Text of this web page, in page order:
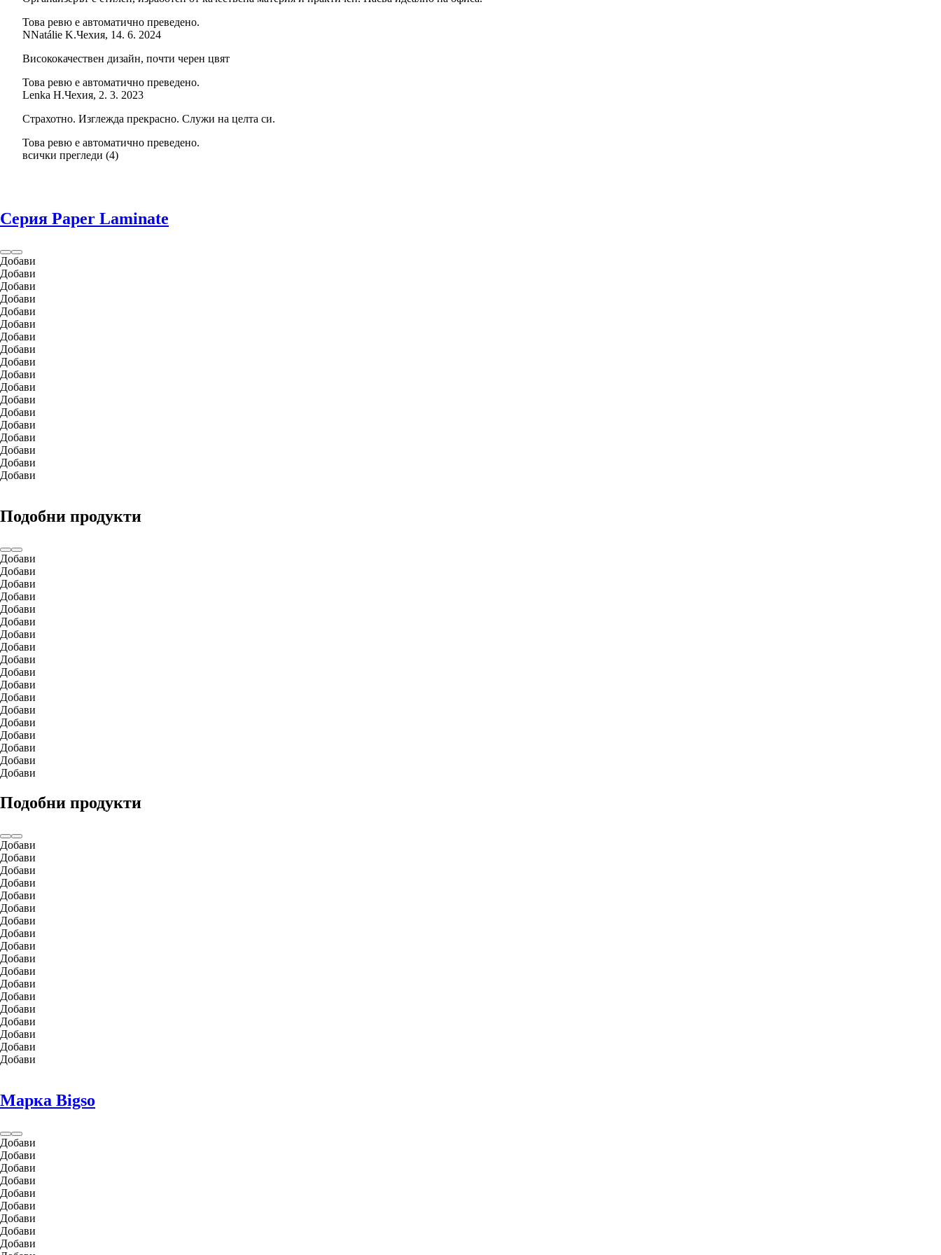
Това ревю е автоматично преведено.
NNatálie K.Чехия, 14. 6. 2024
Висококачествен дизайн, почти черен цвят
Това ревю е автоматично преведено.
Lenka H.Чехия, 2. 3. 2023
Страхотно. Изглежда прекрасно. Служи на целта си.
Това ревю е автоматично преведено.
всички прегледи (4)
Серия Paper Laminate
Добави
Добави
Добави
Добави
Добави
Добави
Добави
Добави
Добави
Добави
Добави
Добави
Добави
Добави
Добави
Добави
Добави
Добави
Подобни продукти
Добави
Добави
Добави
Добави
Добави
Добави
Добави
Добави
Добави
Добави
Добави
Добави
Добави
Добави
Добави
Добави
Добави
Добави
Подобни продукти
Добави
Добави
Добави
Добави
Добави
Добави
Добави
Добави
Добави
Добави
Добави
Добави
Добави
Добави
Добави
Добави
Добави
Добави
Марка Bigso
Добави
Добави
Добави
Добави
Добави
Добави
Добави
Добави
Добави